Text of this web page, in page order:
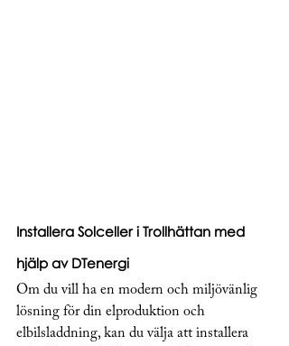
Installera Solceller i Trollhättan med
hjälp av DTenergi
Om du vill ha en modern och miljövänlig
lösning för din elproduktion och
elbilsladdning, kan du välja att installera